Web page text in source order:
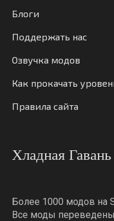
Блоги
Поддержать нас
Озвучка модов
Как прокачать
Правила сайта
Хладная Гавань
Более 1000 модов на
Все моды